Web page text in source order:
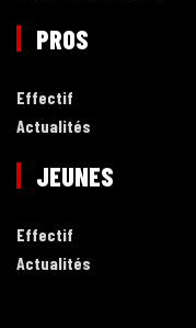
PROS
Effectif
Actualités
JEUNES
Effectif
Actualités